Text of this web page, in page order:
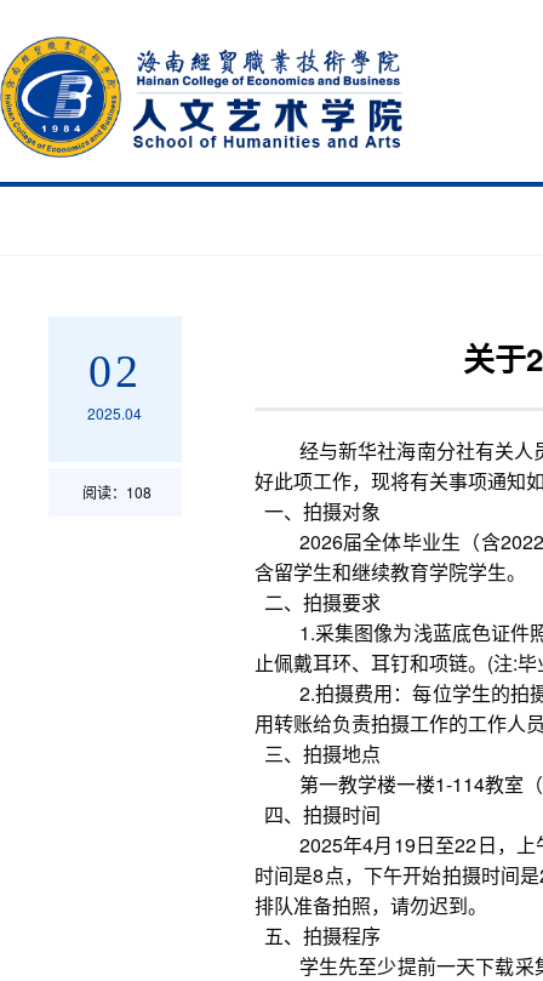
02
2025.04
阅读： 108
关于
经与新华社海南分社有关
好此项工作，现将有关事项通知
一、拍摄对象
2026届全体毕业生（含
含留学生和继续教育学院学生。
二、拍摄要求
1.采集图像为浅蓝底色证件
止佩戴耳环、耳钉和项链。(注:
2.拍摄费用：每位学生的拍
用转账给负责拍摄工作的工作人
三、拍摄地点
第一教学楼一楼1-114教室
四、拍摄时间
2025年4月19日至22日，
时间是8点，下午开始拍摄时间
排队准备拍照，请勿迟到。
五、拍摄程序
学生先至少提前一天下载